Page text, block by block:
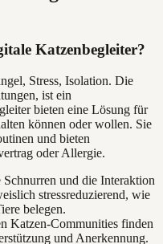
Katzenbegleiter?
Stress, Isolation. Die
ist ein
bieten eine Lösung für
können oder wollen. Sie
und bieten
oder Allergie.
Schnurren und die Interaktion
stressreduzierend, wie
belegen.
Katzen-Communities finden
und Anerkennung.